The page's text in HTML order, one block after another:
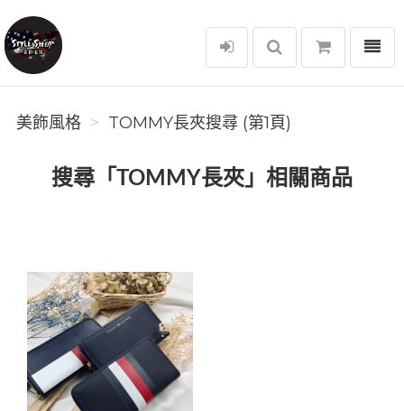
美飾風格
選單
美飾風格 TOMMY長夾搜尋 (第1頁)
搜尋「TOMMY長夾」相關商品